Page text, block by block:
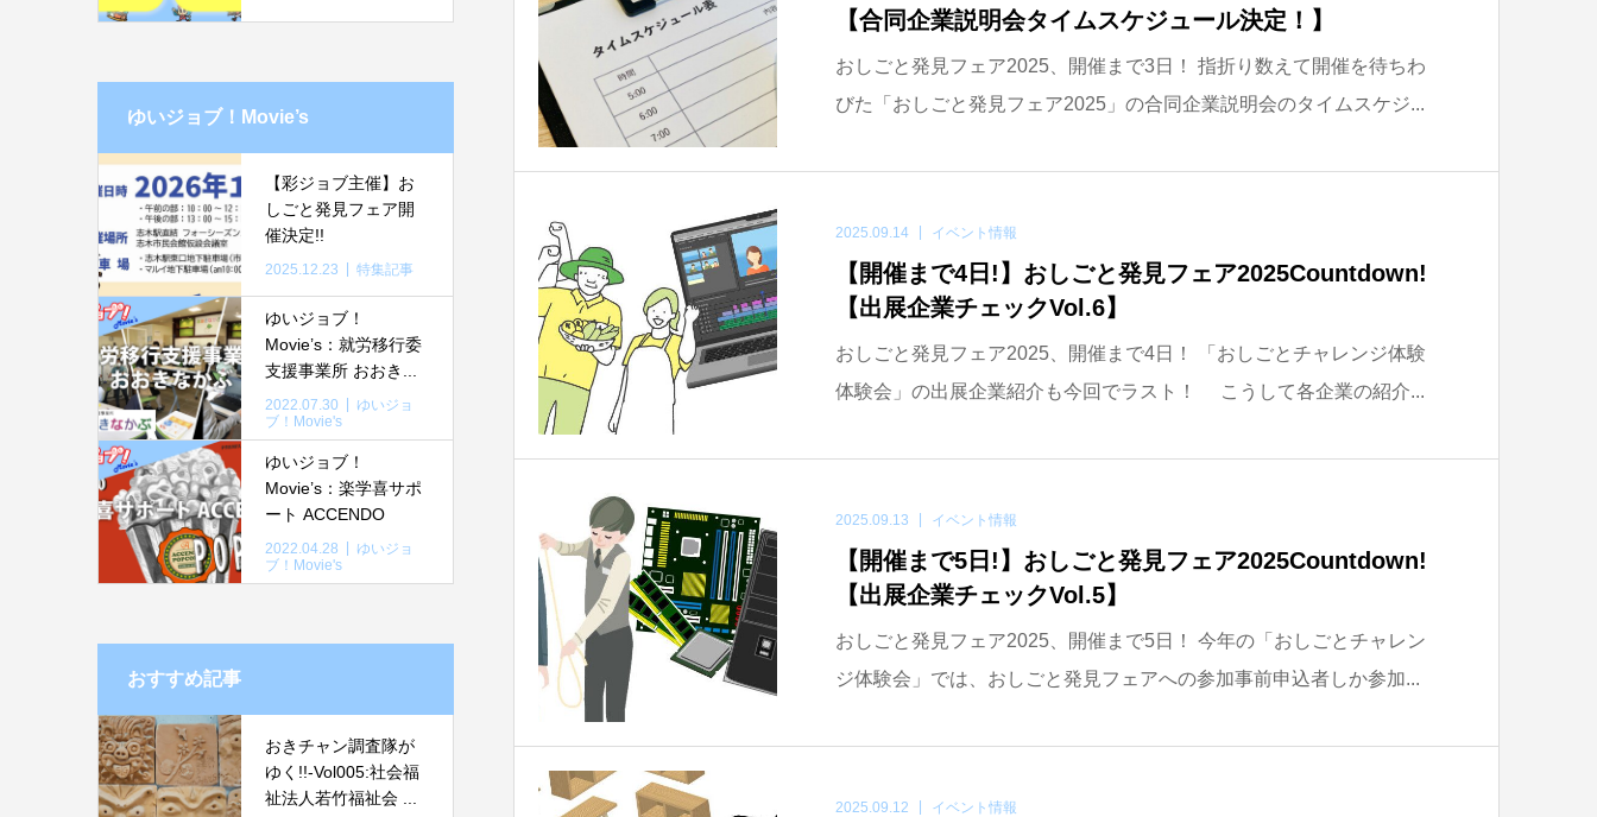
【合同企業説明会タイムスケジュール決定！】
おしごと発見フェア2025、開催まで3日！ 指折り数えて開催を待ちわ
びた「おしごと発見フェア2025」の合同企業説明会のタイムスケジ...
2025.09.14 イベント情報
【開催まで4日!】おしごと発見フェア2025Countdown!
【出展企業チェックVol.6】
おしごと発見フェア2025、開催まで4日！ 「おしごとチャレンジ体験
体験会」の出展企業紹介も今回でラスト！ こうして各企業の紹介...
2025.09.13 イベント情報
【開催まで5日!】おしごと発見フェア2025Countdown!
【出展企業チェックVol.5】
おしごと発見フェア2025、開催まで5日！ 今年の「おしごとチャレン
ジ体験会」では、おしごと発見フェアへの参加事前申込者しか参加...
2025.09.12 イベント情報
ゆいジョブ！Movie’s
【彩ジョブ主催】お
しごと発見フェア開
催決定!!
2025.12.23 特集記事
ゆいジョブ！
Movie’s：就労移行委
支援事業所 おおき...
2022.07.30
ゆいジョ
ブ！Movie's
ゆいジョブ！
Movie’s：楽学喜サポ
ート ACCENDO
2022.04.28
ゆいジョ
ブ！Movie's
おすすめ記事
おきチャン調査隊が
ゆく!!-Vol005:社会福
祉法人若竹福祉会 ...